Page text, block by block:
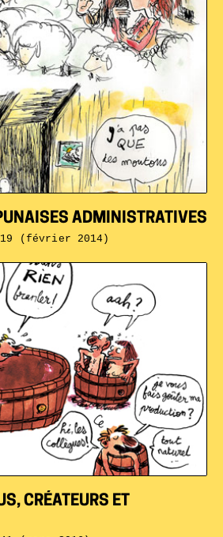
CRÉATEURS ET
ADMINISTRATIVES
(février 2014)